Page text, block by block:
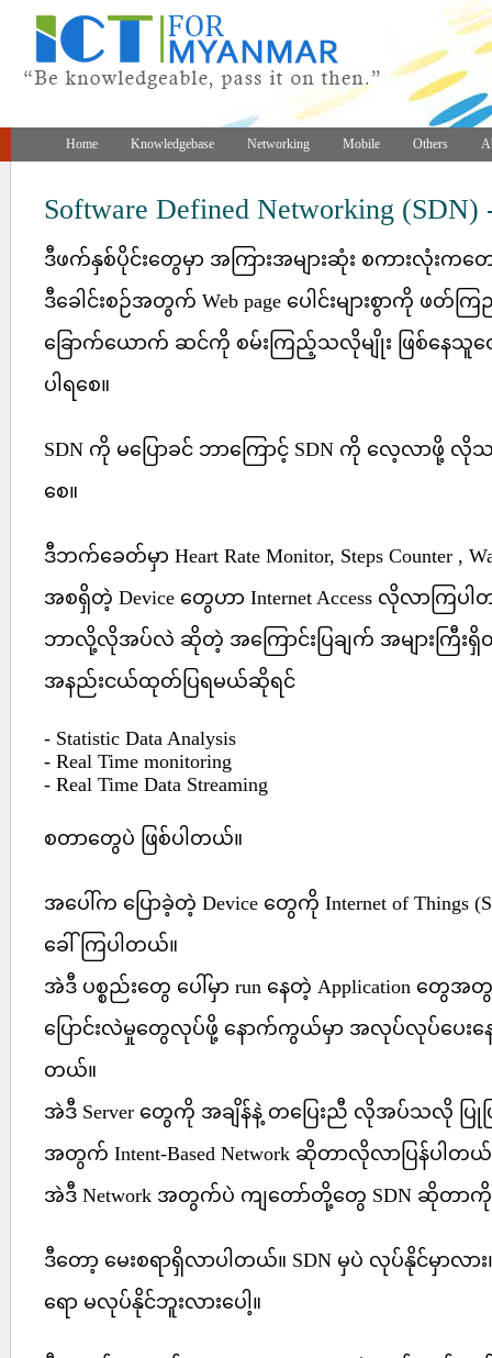
Home Knowledgebase Networking Mobile Others
Software Defined Networking (SDN)
ဒီဖက်နှစ်ပိုင်းတွေမှာ အကြားအများဆုံး စကားလုံးကတေ
ဒီခေါင်းစဉ်အတွက် Web page ပေါင်းများစွာကို ဖတ်ကြ
ခြောက်ယောက် ဆင်ကို စမ်းကြည့်သလိုမျိုး ဖြစ်နေသူ
ပါရစေ။
SDN ကို မပြောခင် ဘာကြောင့် SDN ကို လေ့လာဖို့ လို
စေ။
ဒီဘက်ခေတ်မှာ Heart Rate Monitor, Steps Counter ,
အစရှိတဲ့ Device တွေဟာ Internet Access လိုလာကြပ
ဘာလို့လိုအပ်လဲ ဆိုတဲ့ အကြောင်းပြချက် အများကြီး
အနည်းငယ်ထုတ်ပြရမယ်ဆိုရင်
- Statistic Data Analysis
- Real Time monitoring
- Real Time Data Streaming
စတာတွေပဲ ဖြစ်ပါတယ်။
အပေါ်က ပြောခဲ့တဲ့ Device တွေကို Internet of Things
ခေါ်ကြပါတယ်။
အဲဒီ ပစ္စည်းတွေ ပေါ်မှာ run နေတဲ့ Application တွ
ပြောင်းလဲမှုတွေလုပ်ဖို့ နောက်ကွယ်မှာ အလုပ်လုပ်ပေးနေ
တယ်။
အဲဒီ Server တွေကို အချိန်နဲ့ တပြေးညီ လိုအပ်သလို ပြုပြ
အတွက် Intent-Based Network ဆိုတာလိုလာပြန်ပါတယ်
အဲဒီ Network အတွက်ပဲ ကျတော်တို့တွေ SDN ဆိုတာ
ဒီတော့ မေးစရာရှိလာပါတယ်။ SDN မှပဲ လုပ်နိုင်မှာလား။
ရော မလုပ်နိုင်ဘူးလားပေါ့။